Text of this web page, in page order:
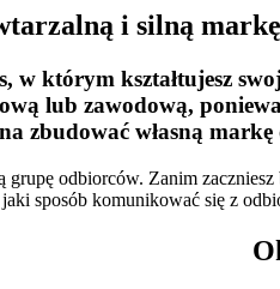
i silną
w którym kształtujesz
lub zawodową,
zbudować własną markę
odbiorców. Zanim
sposób komunikować się z